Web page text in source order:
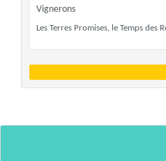
Vignerons
Les Terres Promises, le Temps des